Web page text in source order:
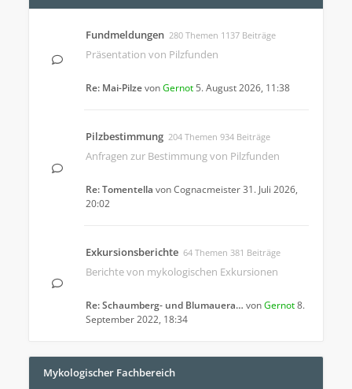
Fundmeldungen 280 Themen 1137 Beiträge
Präsentation von Pilzfunden
Re: Mai-PilzevonGernot 5. August 2026, 11:38
Pilzbestimmung 204 Themen 934 Beiträge
Anfragen zur Bestimmung von Pilzfunden
Re: Tomentella vonCognacmeister31. Juli 2026,
20:02
Exkursionsberichte 64 Themen 381 Beiträge
Berichte von mykologischen Exkursionen
Re: Schaumberg- und Blumauera… vonGernot8.
September 2022, 18:34
Mykologischer Fachbereich